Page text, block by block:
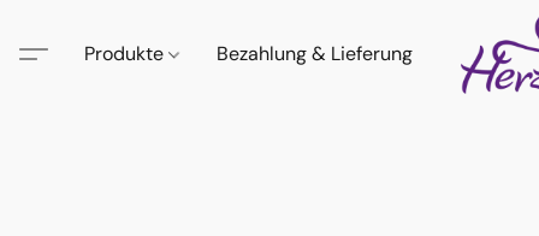
Produkte Bezahlung & Lieferung